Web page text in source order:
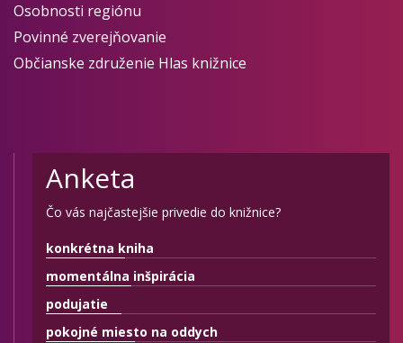
Osobnosti regiónu
Povinné zverejňovanie
Občianske združenie Hlas knižnice
Anketa
Čo vás najčastejšie privedie do knižnice?
konkrétna kniha
momentálna inšpirácia
podujatie
pokojné miesto na oddych